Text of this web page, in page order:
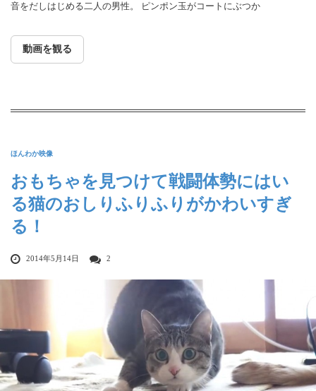
音をだしはじめる二人の男性。 ピンポン玉がコートにぶつか
動画を観る
ほんわか映像
おもちゃを見つけて戦闘体勢にはい
る猫のおしりふりふりがかわいすぎ
る！
2014年5月14日 2